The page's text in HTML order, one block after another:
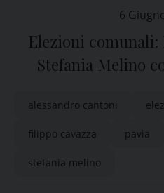
6
Elezioni comunali:
Stefania Melino
alessandro cantoni
filippo cavazza pavia
stefania melino